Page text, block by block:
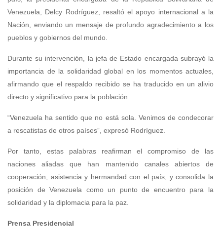
Venezuela, Delcy Rodríguez, resaltó el apoyo internacional a la
Nación, enviando un mensaje de profundo agradecimiento a los
pueblos y gobiernos del mundo.
Durante su intervención, la jefa de Estado encargada subrayó la
importancia de la solidaridad global en los momentos actuales,
afirmando que el respaldo recibido se ha traducido en un alivio
directo y significativo para la población.
“Venezuela ha sentido que no está sola. Venimos de condecorar
a rescatistas de otros países”, expresó Rodríguez.
Por tanto, estas palabras reafirman el compromiso de las
naciones aliadas que han mantenido canales abiertos de
cooperación, asistencia y hermandad con el país, y consolida la
posición de Venezuela como un punto de encuentro para la
solidaridad y la diplomacia para la paz.
Prensa Presidencial